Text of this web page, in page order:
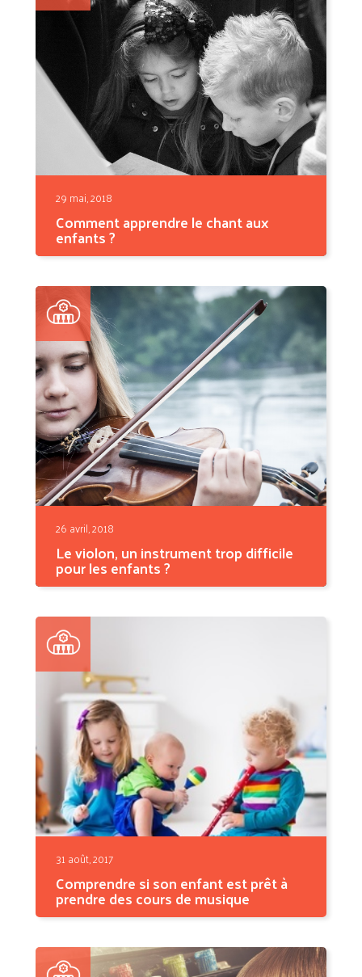
29 mai, 2018
Comment apprendre le chant aux
enfants ?
Dès le plus jeune âge, il est tout à fait
26 avril, 2018
Le violon, un instrument trop difficile
pour les enfants ?
L’apprentissage d’un instrument de musique
31 août, 2017
Comprendre si son enfant est prêt à
prendre des cours de musique
Les vacances touchent à leur fin, les